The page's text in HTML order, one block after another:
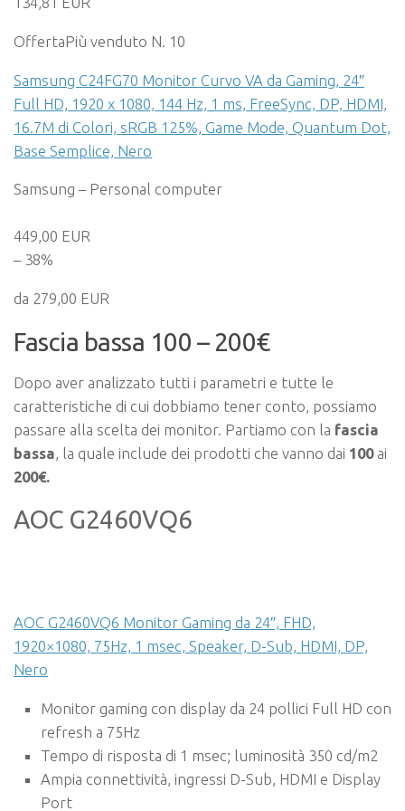
OffertaPiù venduto N. 10
Samsung C24FG70 Monitor Curvo VA da Gaming, 24″
Full HD, 1920 x 1080, 144 Hz, 1 ms, FreeSync, DP, HDMI,
16.7M di Colori, sRGB 125%, Game Mode, Quantum Dot,
Base Semplice, Nero
Samsung – Personal computer
449,00 EUR
– 38%
da 279,00 EUR
Fascia bassa 100 – 200€
Dopo aver analizzato tutti i parametri e tutte le
caratteristiche di cui dobbiamo tener conto, possiamo
passare alla scelta dei monitor. Partiamo con la fascia
bassa , la quale include dei prodotti che vanno dai 100ai
200€.
AOC G2460VQ6
AOC G2460VQ6 Monitor Gaming da 24″, FHD,
1920×1080, 75Hz, 1 msec, Speaker, D-Sub, HDMI, DP,
Nero
Monitor gaming con display da 24 pollici Full HD con
refresh a 75Hz
Tempo di risposta di 1 msec; luminosità 350 cd/m2
Ampia connettività, ingressi D-Sub, HDMI e Display
Port